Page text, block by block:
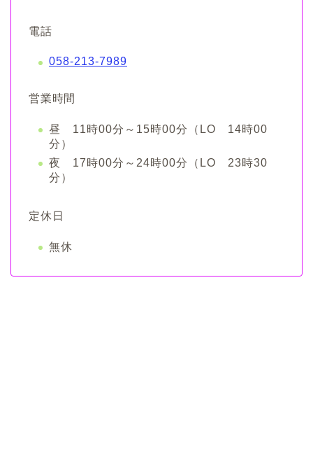
電話
058-213-7989
営業時間
昼 11時00分～15時00分（LO 14時00
分）
夜 17時00分～24時00分（LO 23時30
分）
定休日
無休